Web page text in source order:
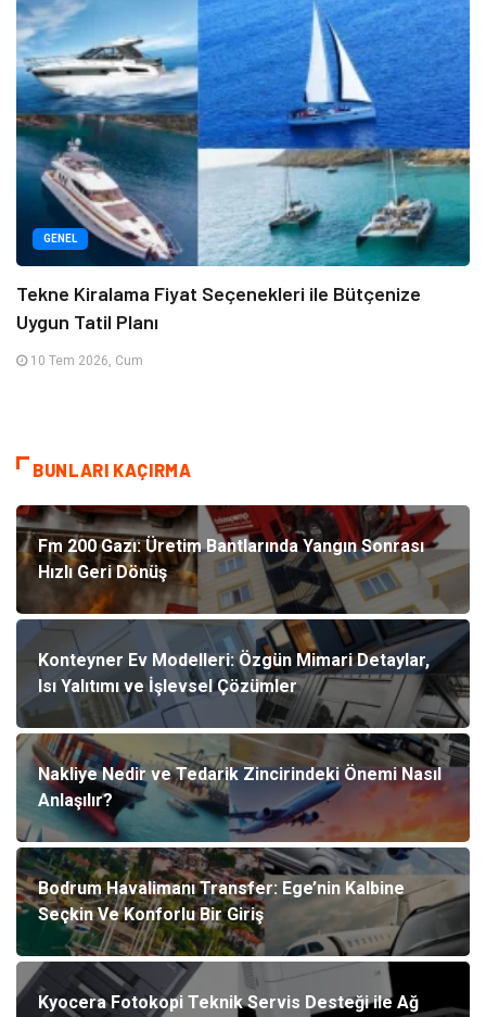
GENEL
Tekne Kiralama Fiyat Seçenekleri ile Bütçenize
Uygun Tatil Planı
10 Tem 2026, Cum
BUNLARI KAÇIRMA
Fm 200 Gazı: Üretim Bantlarında Yangın Sonrası
Hızlı Geri Dönüş
Konteyner Ev Modelleri: Özgün Mimari Detaylar,
Isı Yalıtımı ve İşlevsel Çözümler
Nakliye Nedir ve Tedarik Zincirindeki Önemi Nasıl
Anlaşılır?
Bodrum Havalimanı Transfer: Ege’nin Kalbine
Seçkin Ve Konforlu Bir Giriş
Kyocera Fotokopi Teknik Servis Desteği ile Ağ